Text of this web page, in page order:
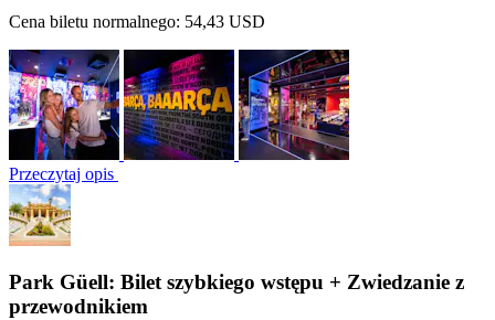
Cena biletu normalnego: 54,43 USD
Przeczytaj opis
Park Güell: Bilet szybkiego wstępu + Zwiedzanie z
przewodnikiem